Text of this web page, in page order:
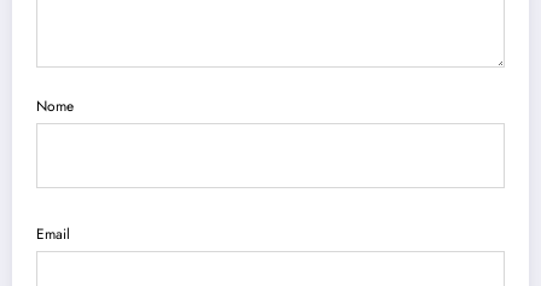
Nome
Email